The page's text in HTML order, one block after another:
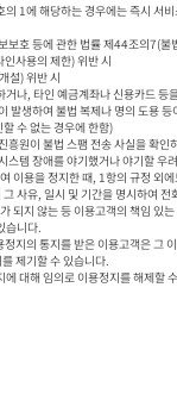
1에 해당하는 경우에는 즉시 서
수 없는 경우에 한함)
이용을 정지한 때, 1항의 규정 외
사유, 일시 및 기간을 명시하여
되지 않는 등 이용고객의 책임 있
습니다.
지의 통지를 받은 이용고객은 그
제기할 수 있습니다.
대해 임의로 이용정지를 해제할